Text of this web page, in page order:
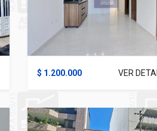
$ 1.200.000 VER